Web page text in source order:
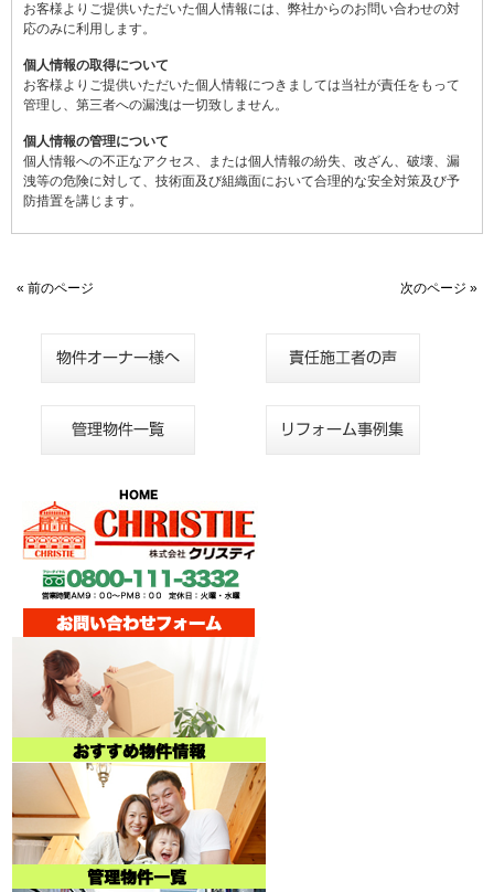
お客様よりご提供いただいた個人情報には、弊社からのお問い合わせの対
応のみに利用します。
個人情報の取得について
お客様よりご提供いただいた個人情報につきましては当社が責任をもって
管理し、第三者への漏洩は一切致しません。
個人情報の管理について
個人情報への不正なアクセス、または個人情報の紛失、改ざん、破壊、漏
洩等の危険に対して、技術面及び組織面において合理的な安全対策及び予
防措置を講じます。
« 前のページ 次のページ »